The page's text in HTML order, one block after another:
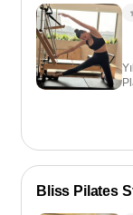
Bliss Pilates